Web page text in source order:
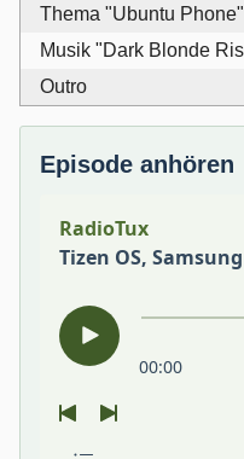
Thema "Ubuntu Phone"
Musik "Dark Blonde
Outro
Episode anhören